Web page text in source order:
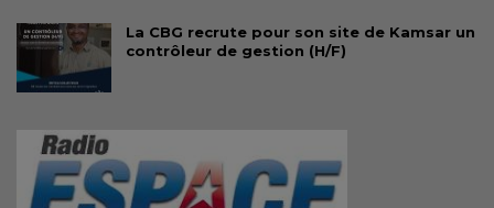
La CBG recrute pour son site de Kamsar un
contrôleur de gestion (H/F)